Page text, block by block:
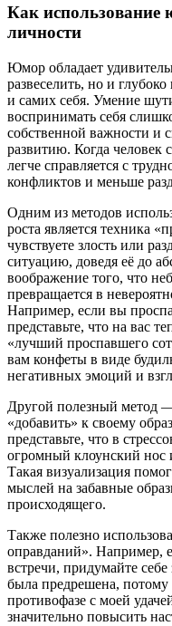
Как использование
личности
Юмор обладает
развеселить, но и
и самих себя. Умение
воспринимать себя
собственной важности и
развитию. Когда человек
легче справляется с
конфликтов и меньше
Одним из методов
роста является техника
чувствуете злость или
ситуацию, доведя её до
воображение того, что
превращается в
Например, если вы
представьте, что на вас
«лучший проспавшего
вам конфеты в виде
негативных эмоций и
Другой полезный метод —
«добавить» к своему
представьте, что в
огромный клоунский
Такая визуализация
мыслей на забавные
происходящего.
Также полезно
оправданий». Например,
встречи, придумайте
была предрешена, потому
противофазе с моей
значительно повысить